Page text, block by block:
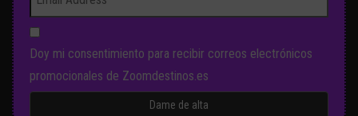
Doy mi consentimiento para recibir correos electrónicos
promocionales de Zoomdestinos.es